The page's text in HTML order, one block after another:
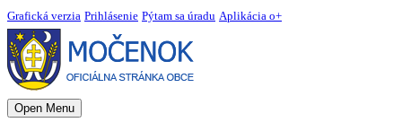
Grafická verzia Prihlásenie Pýtam sa úradu Aplikácia o+
Open Menu